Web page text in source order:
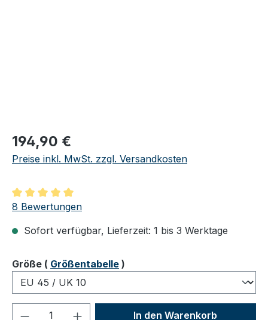
Regulärer Preis:
194,90 €
Preise inkl. MwSt. zzgl. Versandkosten
Durchschnittliche Bewertung von 5 von 5 Sternen
8 Bewertungen
Sofort verfügbar, Lieferzeit: 1 bis 3 Werktage
Größeauswählen
( Größentabelle )
Produkt Anzahl: Gib denIn den Warenkorb